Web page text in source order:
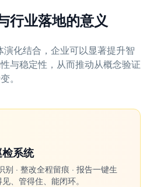
行业落地的意义
化结合，企业可以显著提升智
与稳定性，从而推动从概念验证
。
系统
别 · 整改全程留痕 · 报告一键生
、管得住、能闭环。